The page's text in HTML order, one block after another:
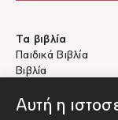
Αυτή η
Τα βιβλία
Παιδικά Βιβλία
Βιβλία